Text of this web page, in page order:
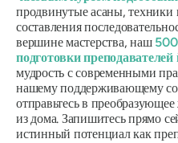
продвинутые асаны, техники
составления
вершине мастерства, наш
подготовки преподавателей
мудрость с современными
нашему поддерживающему
отправьтесь в
из дома. Запишитесь прямо
истинный потенциал как